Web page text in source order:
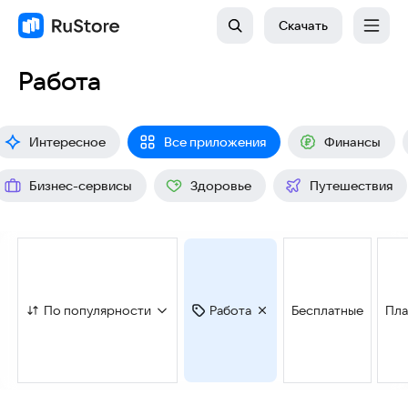
Скачать
Работа
Интересное Все приложения Финансы
Бизнес-сервисы Здоровье Путешествия
По популярности Работа Бесплатные